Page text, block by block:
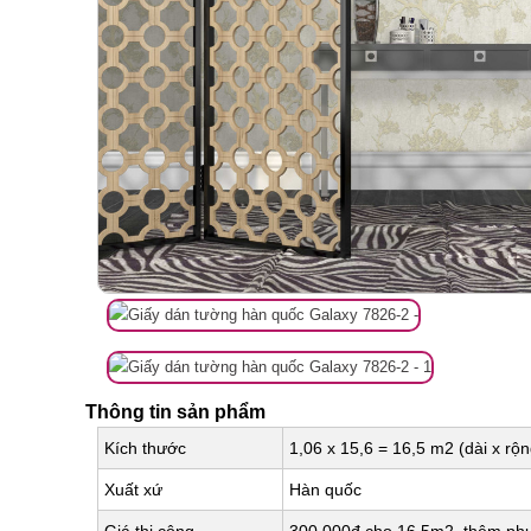
Thông tin sản phẩm
Kích thước 1,06 x 15,6 = 16,5 m2 (dài x
Xuất xứ Hàn quốc